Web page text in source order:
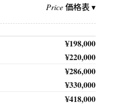
Price価格表 ▾
¥198,000
¥220,000
¥286,000
¥330,000
¥418,000